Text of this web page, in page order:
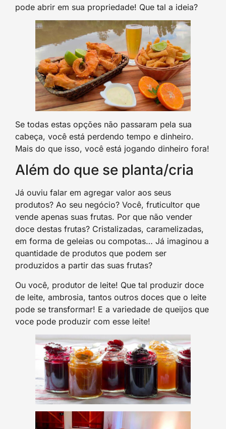
pode abrir em sua propriedade! Que tal a ideia?
Se todas estas opções não passaram pela sua
cabeça, você está perdendo tempo e dinheiro.
Mais do que isso, você está jogando dinheiro fora!
Além do que se planta/cria
Já ouviu falar em agregar valor aos seus
produtos? Ao seu negócio? Você, fruticultor que
vende apenas suas frutas. Por que não vender
doce destas frutas? Cristalizadas, caramelizadas,
em forma de geleias ou compotas… Já imaginou a
quantidade de produtos que podem ser
produzidos a partir das suas frutas?
Ou você, produtor de leite! Que tal produzir doce
de leite, ambrosia, tantos outros doces que o leite
pode se transformar! E a variedade de queijos que
voce pode produzir com esse leite!